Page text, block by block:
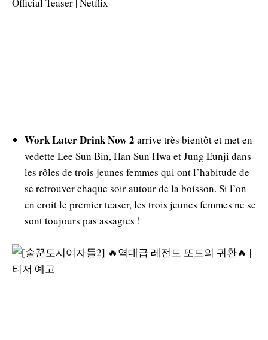
Work Later Drink Now 2 arrive très bientôt et met en
vedette Lee Sun Bin, Han Sun Hwa et Jung Eunji dans
les rôles de trois jeunes femmes qui ont l’habitude de
se retrouver chaque soir autour de la boisson. Si l’on
en croit le premier teaser, les trois jeunes femmes ne se
sont toujours pas assagies !